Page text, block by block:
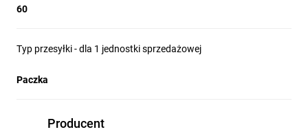
60
Typ przesyłki - dla 1 jednostki sprzedażowej
Paczka
Producent